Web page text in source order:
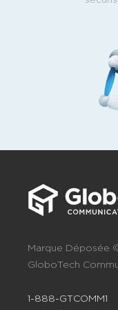
Marque Déposée
GloboTech
1-888-GTCOMM1